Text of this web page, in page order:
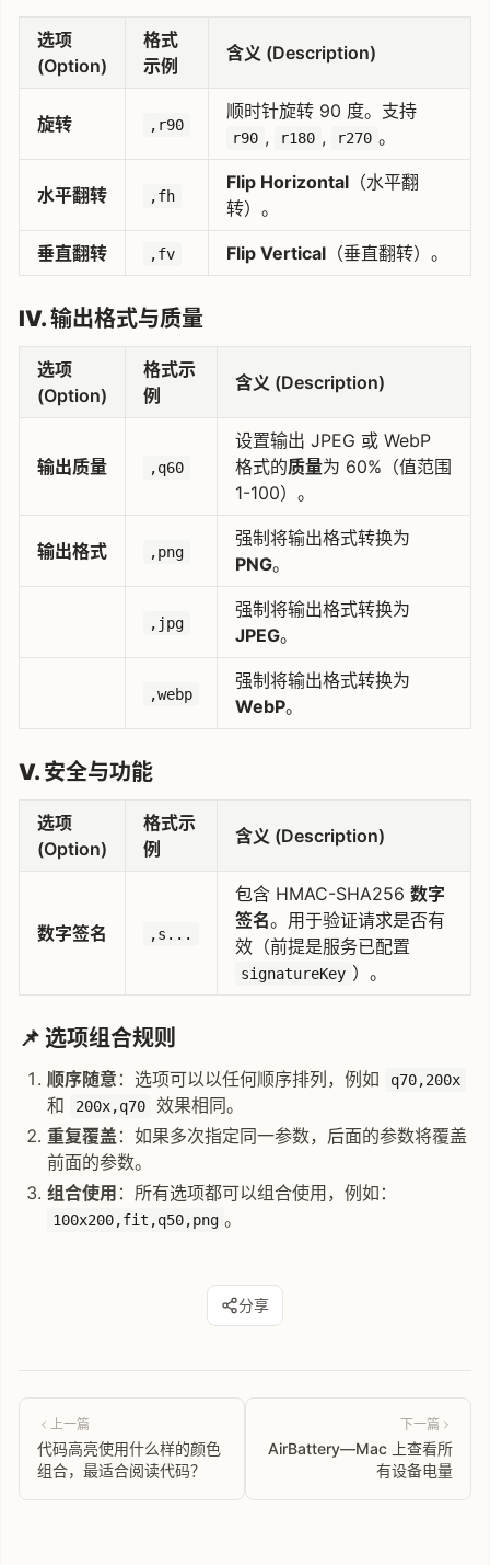
选项
(Option)
格式
示例
含义 (Description)
旋转 ,r90
顺时针旋转 90 度。支持
r90 , r180 , r270 。
水平翻转 ,fh
Flip Horizontal （水平翻
转）。
垂直翻转 ,fv Flip Vertical （垂直翻转）。
IV. 输出格式与质量
选项
(Option)
格式示
例
含义 (Description)
输出质量 ,q60
设置输出 JPEG 或 WebP
格式的质量为 60%（值范围
1-100）。
输出格式 ,png
强制将输出格式转换为
PNG。
,jpg
强制将输出格式转换为
JPEG。
,webp
强制将输出格式转换为
WebP。
V. 安全与功能
选项
(Option)
格式示
例
含义 (Description)
数字签名 ,s...
包含 HMAC-SHA256 数字
签名。用于验证请求是否有
效（前提是服务已配置
signatureKey ）。
📌 选项组合规则
顺序随意 ：选项可以以任何顺序排列，例如 q70,200x
和 200x,q70
效果相同。
重复覆盖 ：如果多次指定同一参数，后面的参数将覆盖
前面的参数。
组合使用 ：所有选项都可以组合使用，例如：
100x200,fit,q50,png 。
分享
上一篇
代码高亮使用什么样的颜色
组合，最适合阅读代码？
下一篇
AirBattery—Mac 上查看所
有设备电量